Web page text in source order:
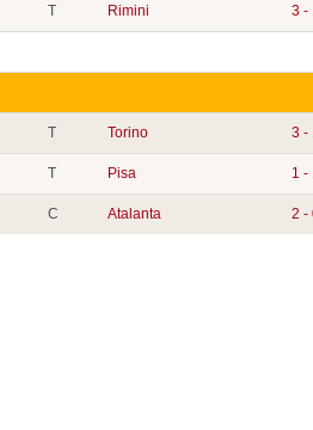
T Rimini 3 -
T Torino 3 -
T Pisa 1 -
C Atalanta 2 -